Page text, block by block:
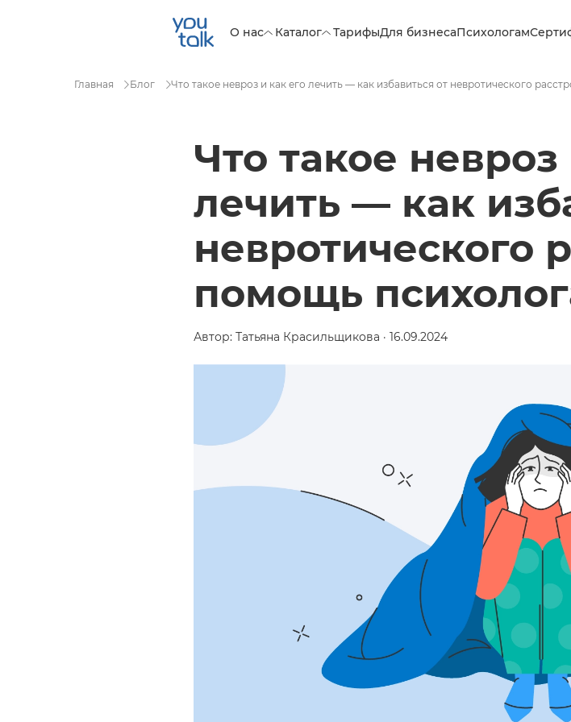
О нас Каталог ТарифыДля бизнесаПсихологам
Главная Блог Что такое невроз и как его лечить — как избавиться от невротического
Что такое невроз
лечить — как
невротического
помощь
Автор: Татьяна Красильщикова · 16.09.2024